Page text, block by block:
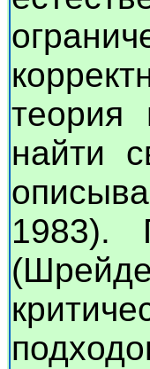
теория
найти
1983).